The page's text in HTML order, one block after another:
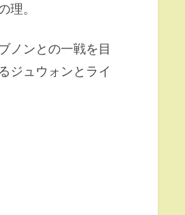
理。
ノンとの一戦を目
ジュウォンとライ